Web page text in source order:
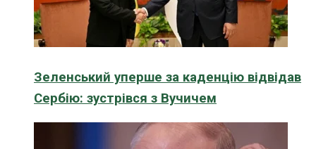
Зеленський уперше за каденцію відвідав
Сербію: зустрівся з Вучичем